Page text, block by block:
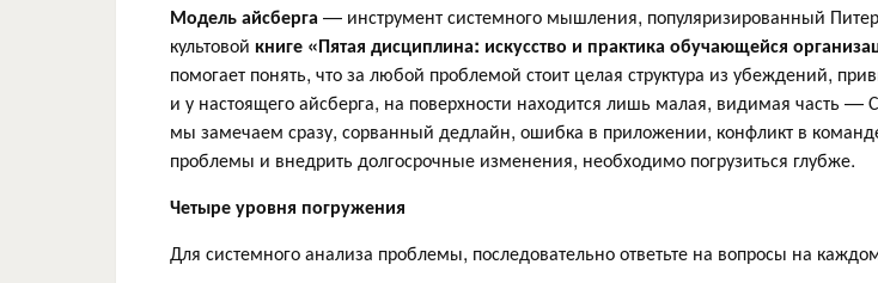
Модель айсберга — инструмент системного мышления, популяризированный
культовой книге «Пятая дисциплина: искусство и практика обучающейся
помогает понять, что за любой проблемой стоит целая структура из убеждений,
и у настоящего айсберга, на поверхности находится лишь малая, видимая часть —
мы замечаем сразу, сорванный дедлайн, ошибка в приложении, конфликт в
проблемы и внедрить долгосрочные изменения, необходимо погрузиться глубже.
Четыре уровня погружения
Для системного анализа проблемы, последовательно ответьте на вопросы на